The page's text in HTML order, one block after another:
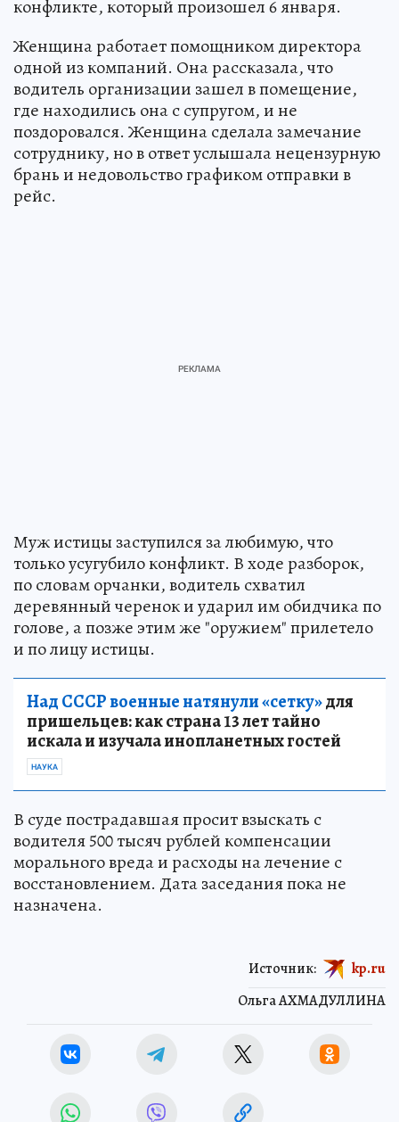
конфликте, который произошел 6 января.
Женщина работает помощником директора
одной из компаний. Она рассказала, что
водитель организации зашел в помещение,
где находились она с супругом, и не
поздоровался. Женщина сделала замечание
сотруднику, но в ответ услышала нецензурную
брань и недовольство графиком отправки в
рейс.
Муж истицы заступился за любимую, что
только усугубило конфликт. В ходе разборок,
по словам орчанки, водитель схватил
деревянный черенок и ударил им обидчика по
голове, а позже этим же "оружием" прилетело
и по лицу истицы.
Над СССР военные натянули «сетку»для
пришельцев: как страна 13 лет тайно
искала и изучала инопланетных гостей
НАУКА
В суде пострадавшая просит взыскать с
водителя 500 тысяч рублей компенсации
морального вреда и расходы на лечение с
восстановлением. Дата заседания пока не
назначена.
Ольга АХМАДУЛЛИНА
Источник: kp.ru